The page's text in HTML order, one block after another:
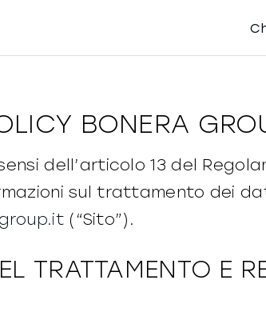
BONERA
dell’articolo 13 del
sul trattamento dei
(“Sito”).
TRATTAMENTO E